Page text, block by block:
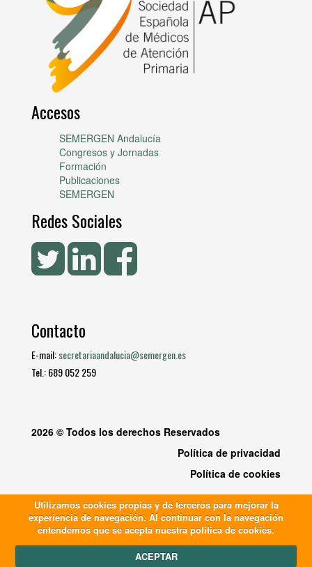
Accesos
SEMERGEN Andalucía
Congresos y Jornadas
Formación
Publicaciones
SEMERGEN
Redes Sociales
Contacto
E-mail:secretariaandalucia@semergen.es
Tel.: 689 052 259
2026 © Todos los derechos Reservados
Política de privacidad
Política de cookies
Utilizamos cookies propias y de terceros para mejorar la
experiencia de navegación. Al continuar con la navegación
entendemos que se acepta nuestra política de cookies.
ACEPTAR